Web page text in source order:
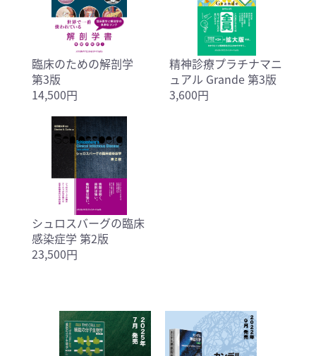
臨床のための解剖学
第3版
14,500円
精神診療プラチナマニ
ュアル Grande 第3版
3,600円
シュロスバーグの臨床
感染症学 第2版
23,500円